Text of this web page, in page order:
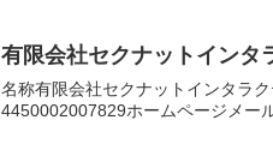
有限会社セクナットインタ
名称有限会社セクナットインタラ
4450002007829ホームページメー